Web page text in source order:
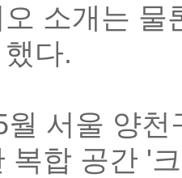
소개는
다.
월 서울 양
복합 공간 '